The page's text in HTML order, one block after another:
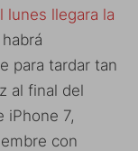
lunes llegara la
para tardar tan
al final del
iPhone 7,
con